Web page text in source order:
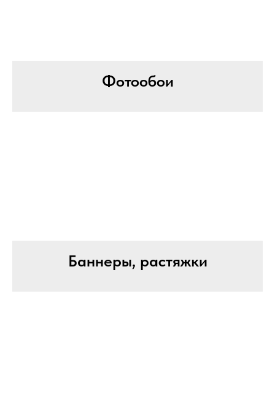
Фотообои
Баннеры, растяжки